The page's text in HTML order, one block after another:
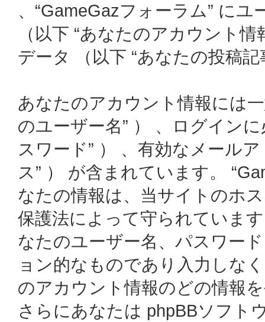
、“GameGazフォーラム” に
（以下 “あなたのアカウント
データ （以下 “あなたの投稿記
あなたのアカウント情報には
のユーザー名” ） 、ログイン
スワード” ） 、有効なメール
ス” ） が含まれています。
なたの情報は、当サイトのホ
保護法によって守られていま
なたのユーザー名、パスワー
ョン的なものであり入力しな
のアカウント情報のどの情報
さらにあなたは phpBBソフト